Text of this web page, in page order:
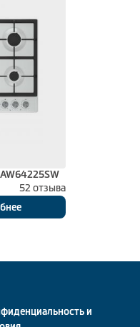
52 отзыва
и